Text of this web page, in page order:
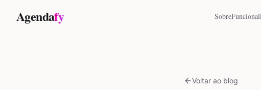
Agendafy Sobre
Voltar ao blog